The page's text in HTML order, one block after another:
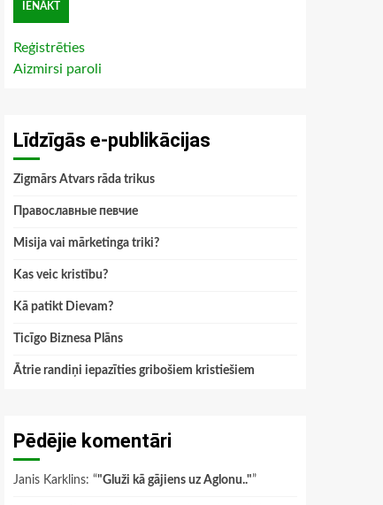
Reģistrēties
Aizmirsi paroli
Līdzīgās e-publikācijas
Zigmārs Atvars rāda trikus
Православные певчие
Misija vai mārketinga triki?
Kas veic kristību?
Kā patikt Dievam?
Ticīgo Biznesa Plāns
Ātrie randiņi iepazīties gribošiem kristiešiem
Pēdējie komentāri
Janis Karklins: “"Gluži kā gājiens uz Aglonu.."”